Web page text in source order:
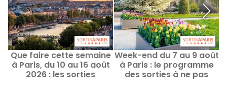
Que faire cette semaine
à Paris, du 10 au 16 août
2026 : les sorties
Week-end du 7 au 9 août
à Paris : le programme
des sorties à ne pas